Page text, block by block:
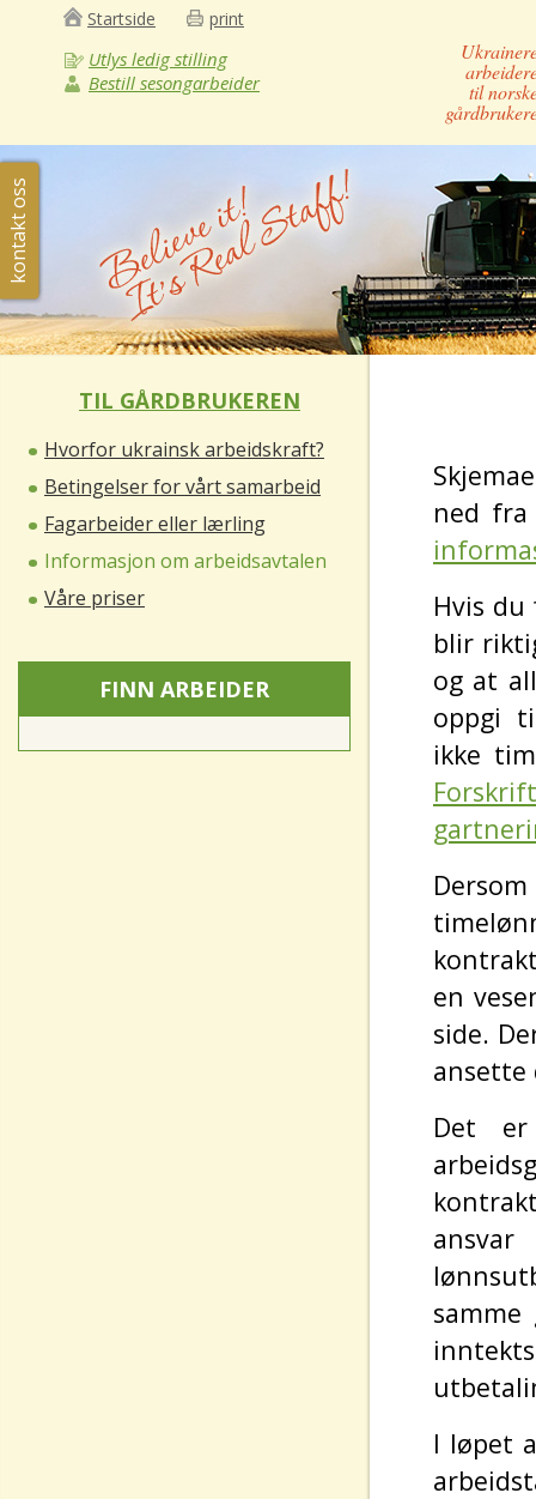
Startside print
Utlys ledig stilling
Bestill sesongarbeider
til
kontakt oss
TIL GÅRDBRUKEREN
Hvorfor ukrainsk arbeidskraft?
Betingelser for vårt samarbeid
Fagarbeider eller lærling
Informasjon om arbeidsavtalen
Våre priser
FINN ARBEIDER
ned
Hvis
blir
og at
oppgi
ikke
en
side.
ansette
Det
I løpet